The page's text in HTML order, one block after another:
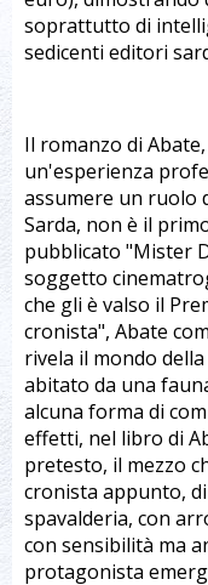
soprattutto di
sedicenti editori
Il romanzo di
un'esperienza
assumere un ruolo
Sarda, non è il
pubblicato "Mister
soggetto
che gli è valso il
cronista", Abate
rivela il mondo
abitato da una
alcuna forma di
effetti, nel libro di
pretesto, il mezzo
cronista appunto,
spavalderia, con
con sensibilità ma
protagonista